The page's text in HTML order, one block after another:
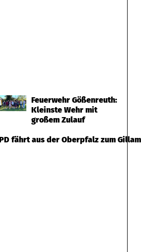
Feuerwehr Gößenreuth:
Kleinste Wehr mit
großem Zulauf